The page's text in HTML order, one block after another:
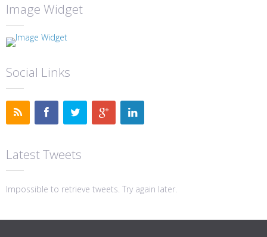
Image Widget
Social Links
Latest Tweets
Impossible to retrieve tweets. Try again later.